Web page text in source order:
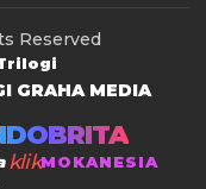
Reserved
GRAHA MEDIA
klikMOKANESIA